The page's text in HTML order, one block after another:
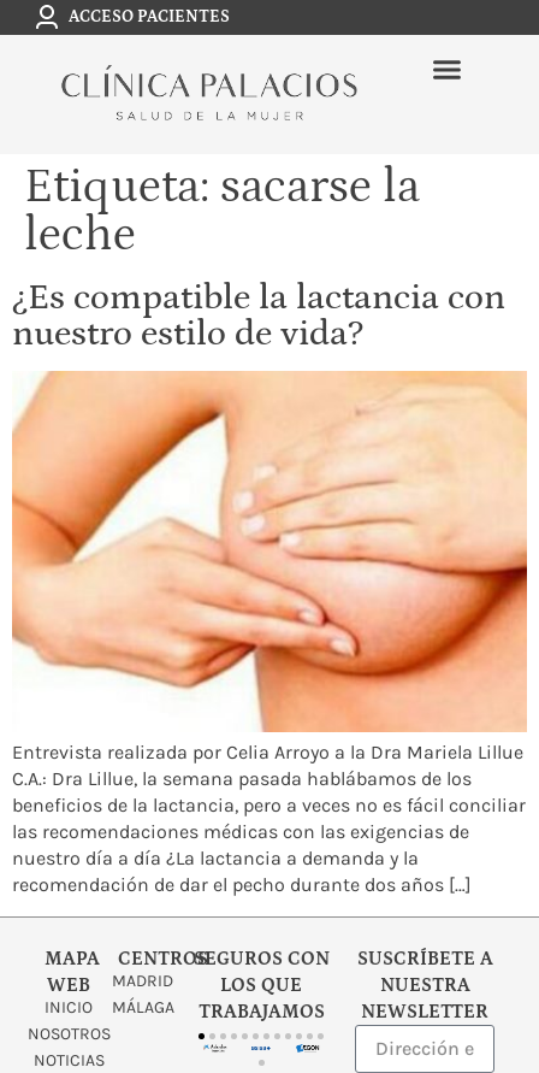
ACCESO PACIENTES
Etiqueta: sacarse la
leche
¿Es compatible la lactancia con
nuestro estilo de vida?
Entrevista realizada por Celia Arroyo a la Dra Mariela Lillue
C.A.: Dra Lillue, la semana pasada hablábamos de los
beneficios de la lactancia, pero a veces no es fácil conciliar
las recomendaciones médicas con las exigencias de
nuestro día a día ¿La lactancia a demanda y la
recomendación de dar el pecho durante dos años […]
MAPA
WEB
INICIO
NOSOTROS
NOTICIAS
CENTROS
MADRID
MÁLAGA
SEGUROS CON
LOS QUE
TRABAJAMOS
SUSCRÍBETE A
NUESTRA
NEWSLETTER